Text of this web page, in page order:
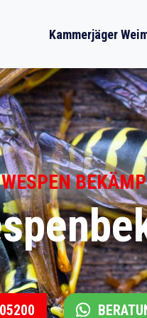
Kammerjäger
WESPEN